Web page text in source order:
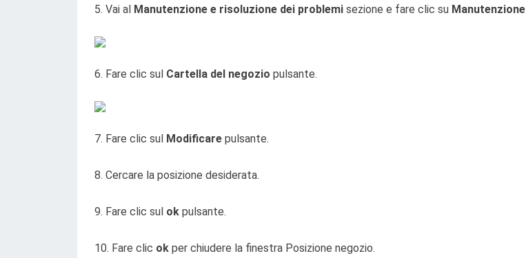
5. Vai al Manutenzione e risoluzione dei problemi sezione e fare clic su Manutenzione
6. Fare clic sul Cartella del negozio pulsante.
7. Fare clic sul Modificare pulsante.
8. Cercare la posizione desiderata.
9. Fare clic sul ok pulsante.
10. Fare clic ok per chiudere la finestra Posizione negozio.